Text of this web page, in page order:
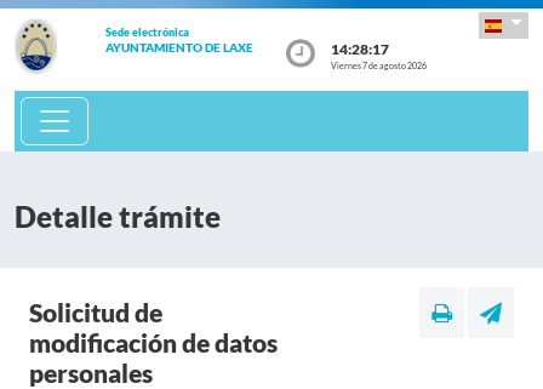
Sede electrónica
AYUNTAMIENTO DE LAXE 14:28:17
Viernes 7 de agosto 2026
Detalle trámite
Solicitud de
modificación de datos
personales